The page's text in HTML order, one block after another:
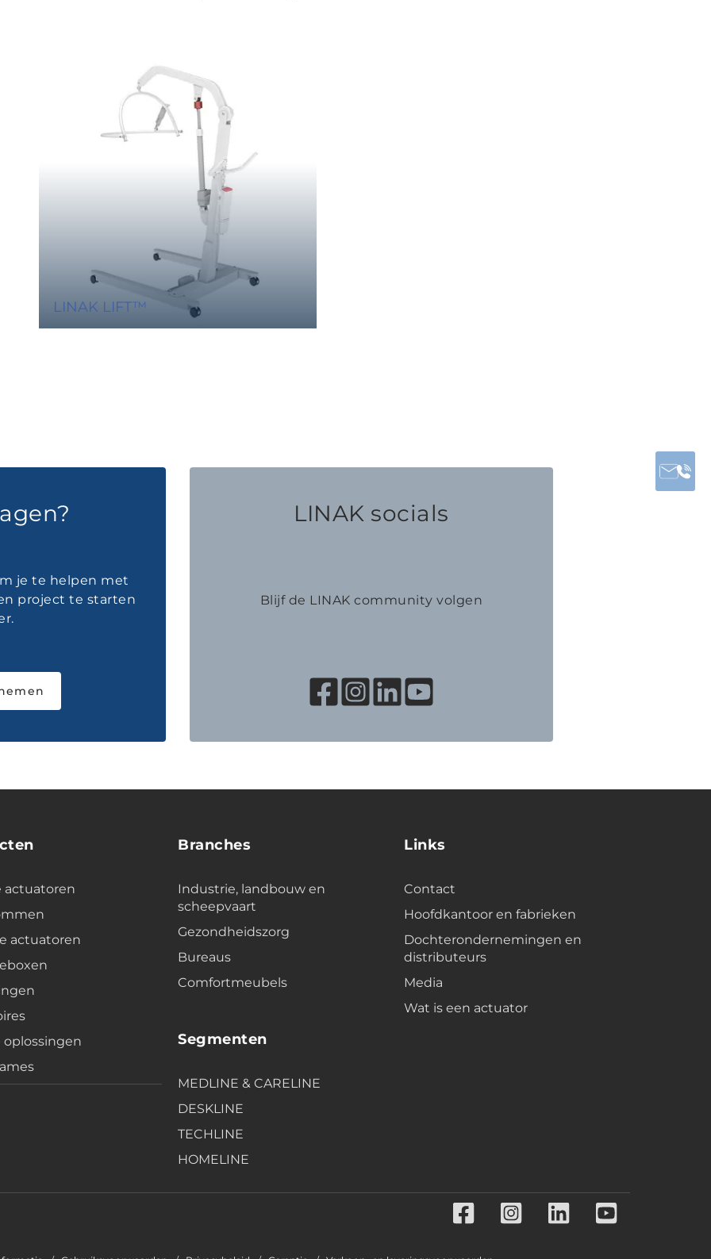
LINAK LIFT™
je te helpen met
project te starten
LINAK socials
Blijf de LINAK community volgen
actuatoren
actuatoren
oplossingen
Branches
Industrie, landbouw en
scheepvaart
Gezondheidszorg
Bureaus
Comfortmeubels
Segmenten
MEDLINE & CARELINE
DESKLINE
TECHLINE
HOMELINE
Links
Contact
Hoofdkantoor en fabrieken
Dochterondernemingen en
distributeurs
Media
Wat is een actuator